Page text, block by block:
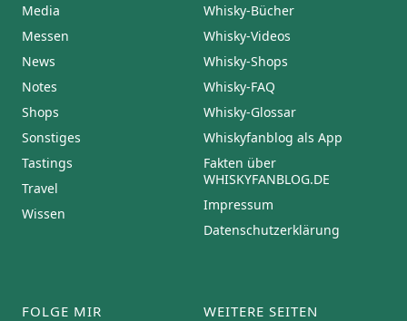
Media
Messen
News
Notes
Shops
Sonstiges
Tastings
Travel
Wissen
Whisky-Bücher
Whisky-Videos
Whisky-Shops
Whisky-FAQ
Whisky-Glossar
Whiskyfanblog als App
Fakten über
WHISKYFANBLOG.DE
Impressum
Datenschutzerklärung
FOLGE MIR WEITERE SEITEN